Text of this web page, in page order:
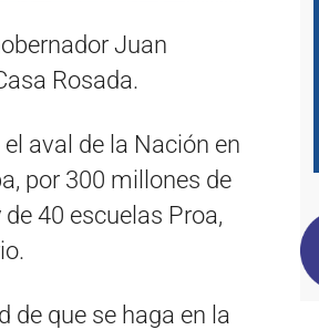
Juan
Rosada.
aval de la Nación en
por 300 millones de
40 escuelas Proa,
de que se haga en la